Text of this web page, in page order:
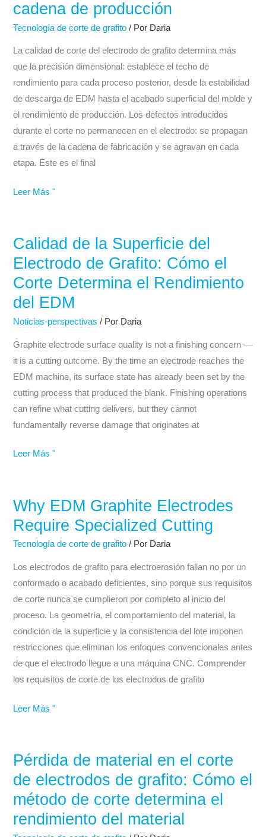
cadena de producción
Tecnología de corte de grafito / Por Daria
La calidad de corte del electrodo de grafito determina más
que la precisión dimensional: establece el techo de
rendimiento para cada proceso posterior, desde la estabilidad
de descarga de EDM hasta el acabado superficial del molde y
el rendimiento de producción. Los defectos introducidos
durante el corte no permanecen en el electrodo: se propagan
a través de la cadena de fabricación y se agravan en cada
etapa. Este es el final
del
electrodo
grafito
impulsa
el
rendimiento
de
EDM
—
Y
en
toda
su
cadena
producción
Leer Más "
Calidad de la Superficie del
Electrodo de Grafito: Cómo el
Corte Determina el Rendimiento
del EDM
Noticias-perspectivas / Por Daria
Graphite electrode surface quality is not a finishing concern —
it is a cutting outcome. By the time an electrode reaches the
EDM machine, its surface state has already been set by the
cutting process that produced the blank. Finishing operations
can refine what cutting delivers, but they cannot
fundamentally reverse damage that originates at
Calidad
de
Superficie
del
Electrodo
Rendimiento
Leer Más "
Why EDM Graphite Electrodes
Require Specialized Cutting
Tecnología de corte de grafito / Por Daria
Los electrodos de grafito para electroerosión fallan no por un
conformado o acabado deficientes, sino porque sus requisitos
de corte nunca se cumplieron por completo al inicio del
proceso. La geometría, el comportamiento del material, la
condición de la superficie y la consistencia del lote imponen
restricciones que eliminan los enfoques convencionales antes
de que el electrodo llegue a una máquina CNC. Comprender
los requisitos de corte de los electrodos de grafito
Why
EDM
Graphite
Electrodes
Require
Specialized
Cutting
Leer Más "
Pérdida de material en el corte
de electrodos de grafito: Cómo el
método de corte determina el
rendimiento del material
Pérdida
de
en
el